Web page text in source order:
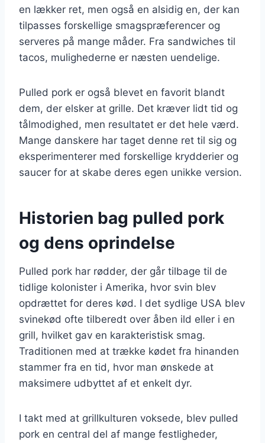
en lækker ret, men også en alsidig en, der kan
tilpasses forskellige smagspræferencer og
serveres på mange måder. Fra sandwiches til
tacos, mulighederne er næsten uendelige.
Pulled pork er også blevet en favorit blandt
dem, der elsker at grille. Det kræver lidt tid og
tålmodighed, men resultatet er det hele værd.
Mange danskere har taget denne ret til sig og
eksperimenterer med forskellige krydderier og
saucer for at skabe deres egen unikke version.
Historien bag pulled pork
og dens oprindelse
Pulled pork har rødder, der går tilbage til de
tidlige kolonister i Amerika, hvor svin blev
opdrættet for deres kød. I det sydlige USA blev
svinekød ofte tilberedt over åben ild eller i en
grill, hvilket gav en karakteristisk smag.
Traditionen med at trække kødet fra hinanden
stammer fra en tid, hvor man ønskede at
maksimere udbyttet af et enkelt dyr.
I takt med at grillkulturen voksede, blev pulled
pork en central del af mange festligheder,